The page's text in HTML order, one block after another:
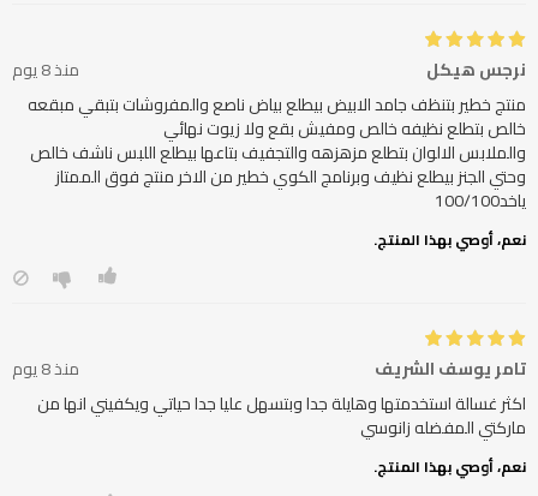
نرجس هيكل
منذ 8 يوم
منتج خطير بتنظف جامد الابيض بيطلع بياض ناصع والمفروشات بتبقي مبقعه
والملابس الالوان بتطلع مزهزهه والتجفيف بتاعها بيطلع اللبس ناشف خالص
وحتي الجنز بيطلع نظيف وبرنامج الكوي خطير من الاخر منتج فوق الممتاز
ياخد100/100
نعم، أوصي بهذا المنتج.
تامر يوسف الشريف
منذ 8 يوم
اكثر غسالة استخدمتها وهايلة جدا وبتسهل عليا جدا حياتي ويكفيني انها من
ماركتي المفضله زانوسي
نعم، أوصي بهذا المنتج.